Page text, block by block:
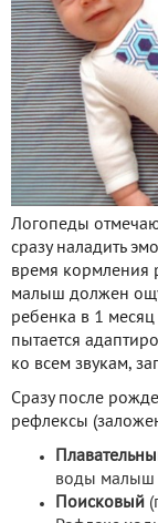
Логопеды
сразу наладить
время кормления
малыш должен
ребенка в 1
пытается
ко всем звукам,
Сразу после
рефлексы
воды малыш
Поисковый